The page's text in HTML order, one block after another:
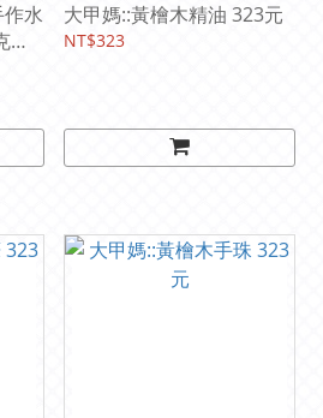
水
大甲媽::黃檜木精油 323元
NT$323